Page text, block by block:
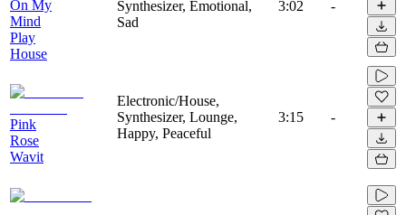
On My
Mind
Play
House
Synthesizer, Emotional,
Sad
3:02 -
Pink
Rose
Wavit
Electronic/House,
Synthesizer, Lounge,
Happy, Peaceful
3:15 -